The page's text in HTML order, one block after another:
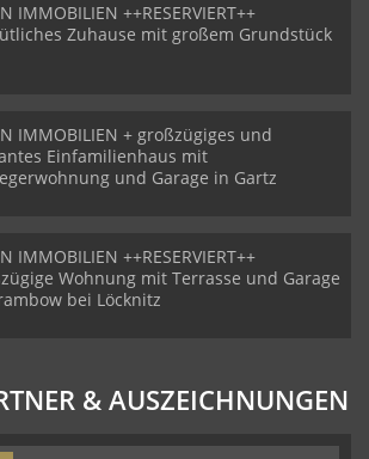
IMMOBILIEN ++RESERVIERT++
Zuhause mit großem Grundstück
IMMOBILIEN + großzügiges und
Einfamilienhaus mit
und Garage in Gartz
IMMOBILIEN ++RESERVIERT++
Wohnung mit Terrasse und Garage
bei Löcknitz
& AUSZEICHNUNGEN